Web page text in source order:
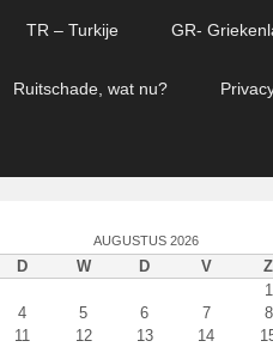
TR – Turkije GR-
Ruitschade, wat nu?
AUGUSTUS 2026
D W D V Z
1
4 5 6 7 8
11 12 13 14